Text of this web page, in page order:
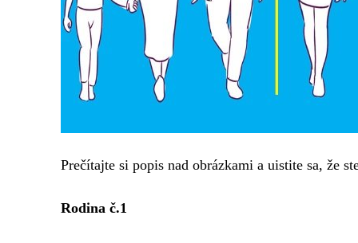
Prečítajte si popis nad obrázkami a uistite sa, že
Rodina č.1